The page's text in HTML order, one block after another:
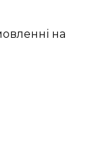
на